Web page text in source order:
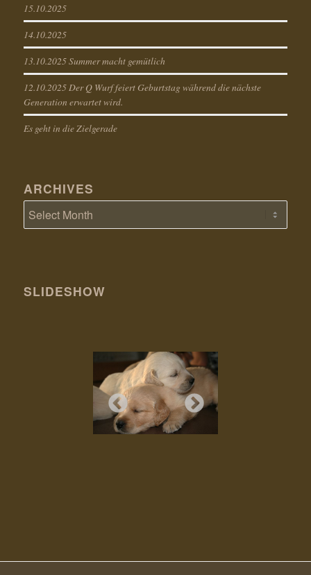
15.10.2025
14.10.2025
13.10.2025 Summer macht gemütlich
12.10.2025 Der Q Wurf feiert Geburtstag während die nächste
Generation erwartet wird.
Es geht in die Zielgerade
ARCHIVES
SLIDESHOW